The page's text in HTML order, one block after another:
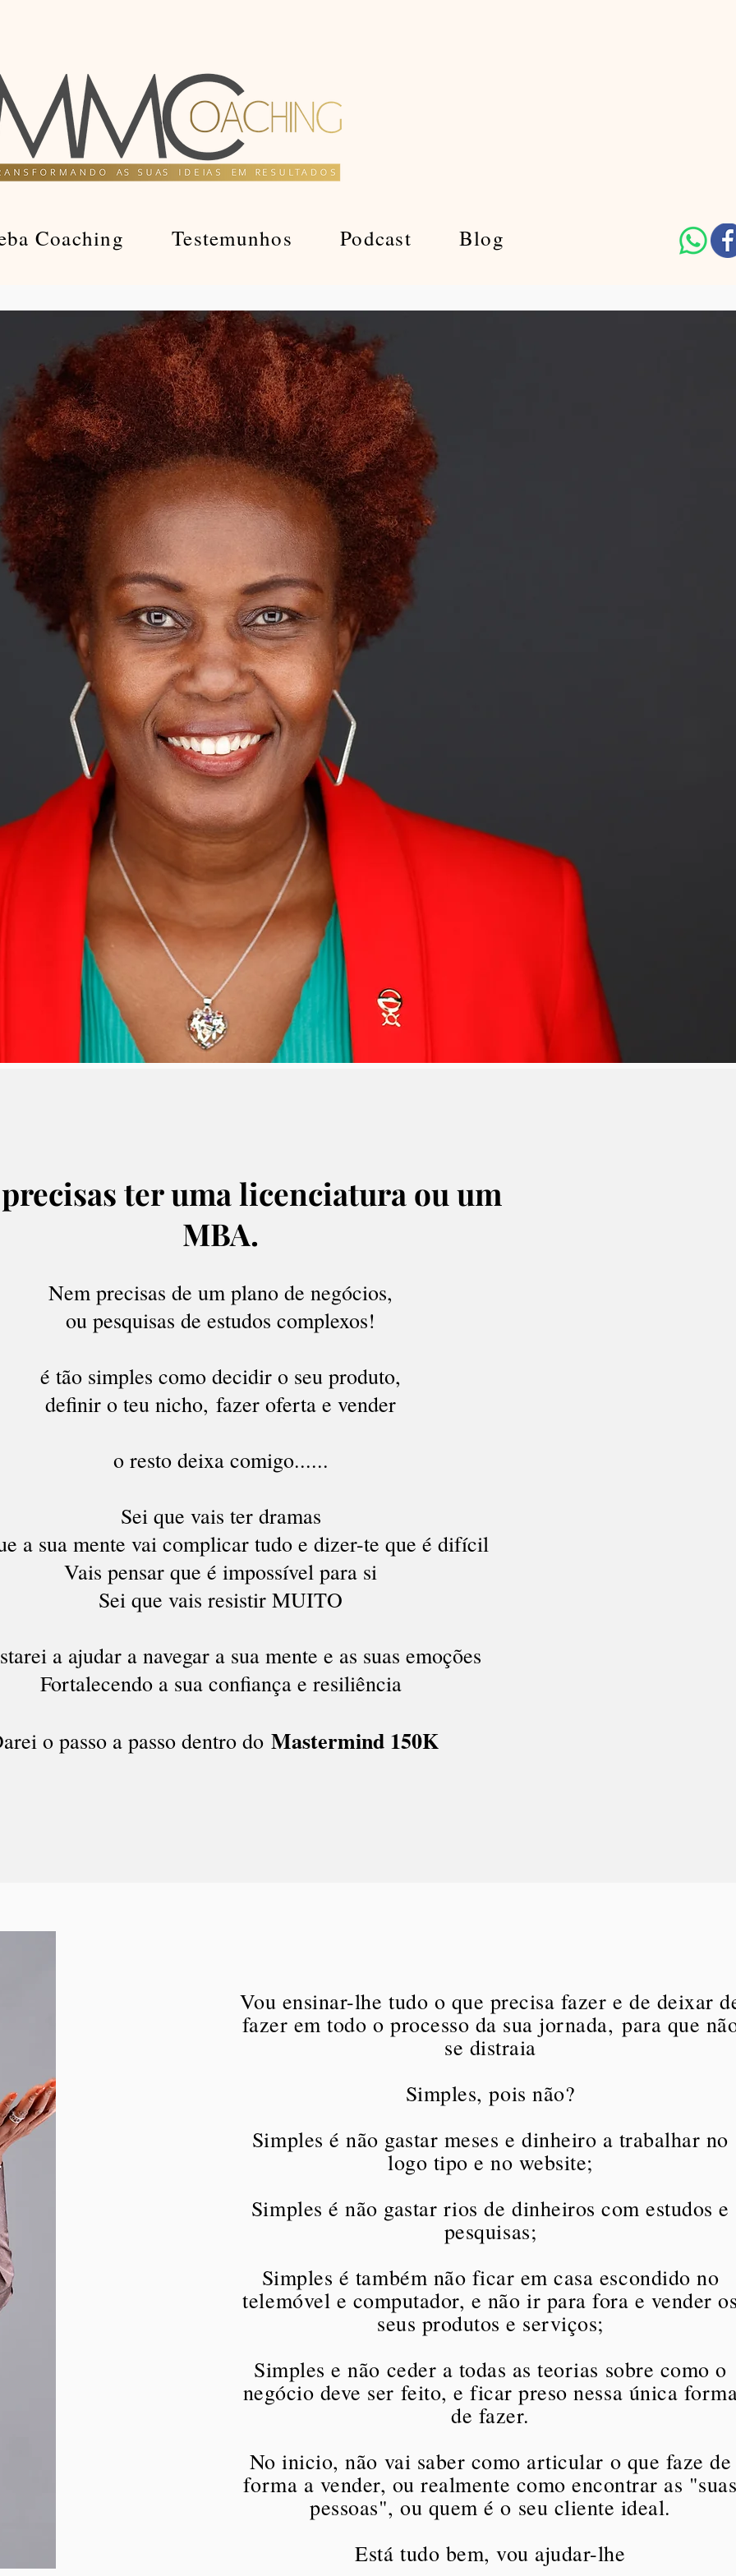
Coaching Testemunhos Podcast Blog
ter uma licenciatura ou um
MBA.
Nem precisas de um plano de negócios,
ou pesquisas de estudos complexos!
é tão simples como decidir o seu produto,
definir o teu nicho, fazer oferta e vender
o resto deixa comigo......
Sei que vais ter dramas
a sua mente vai complicar tudo e dizer-te que é difícil
Vais pensar que é impossível para si
Sei que vais resistir MUITO
a ajudar a navegar a sua mente e as suas emoções
Fortalecendo a sua confiança e resiliência
o passo a passo dentro do Mastermind 150K
Vou ensinar-lhe tudo o que precisa fazer e de deixar
fazer em todo o processo da sua jornada,para que
se distraia
Simples, pois não?
Simples é não gastar meses e dinheiro a trabalhar no
logo tipo e no website;
Simples é não gastar rios de dinheiros com estudos e
pesquisas;
Simples é também não ficar em casa escondido no
telemóvel e computador, e não ir para fora e vender
seus produtos e serviços;
Simples e não ceder a todas as teorias sobre como o
negócio deve ser feito, e ficar preso nessa única
de fazer.
No inicio, não vai saber como articular o que faze de
forma a vender, ou realmente como encontrar as
pessoas", ou quem é o seu cliente ideal.
Está tudo bem, vou ajudar-lhe